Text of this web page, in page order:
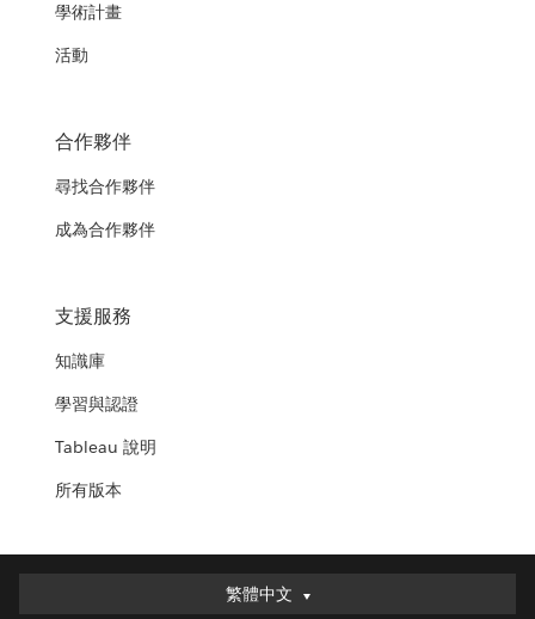
學術計畫
活動
合作夥伴
尋找合作夥伴
成為合作夥伴
支援服務
知識庫
學習與認證
Tableau 說明
所有版本
繁體中文
繁體中文